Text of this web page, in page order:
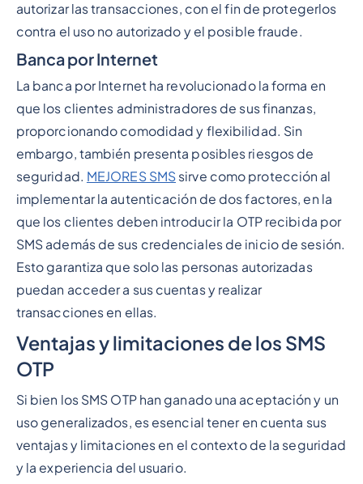
autorizar las transacciones, con el fin de protegerlos
contra el uso no autorizado y el posible fraude.
Banca por Internet
La banca por Internet ha revolucionado la forma en
que los clientes administradores de sus finanzas,
proporcionando comodidad y flexibilidad. Sin
embargo, también presenta posibles riesgos de
seguridad. MEJORES SMS sirve como protección al
implementar la autenticación de dos factores, en la
que los clientes deben introducir la OTP recibida por
SMS además de sus credenciales de inicio de sesión.
Esto garantiza que solo las personas autorizadas
puedan acceder a sus cuentas y realizar
transacciones en ellas.
Ventajas y limitaciones de los SMS
OTP
Si bien los SMS OTP han ganado una aceptación y un
uso generalizados, es esencial tener en cuenta sus
ventajas y limitaciones en el contexto de la seguridad
y la experiencia del usuario.